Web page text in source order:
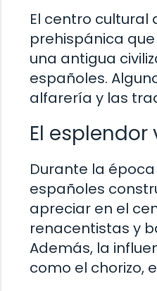
El centro cultural
prehispánica
una antigua
españoles.
alfarería y las
El esplendor
Durante la
españoles
apreciar en el
renacentistas y
Además, la
como el chorizo,